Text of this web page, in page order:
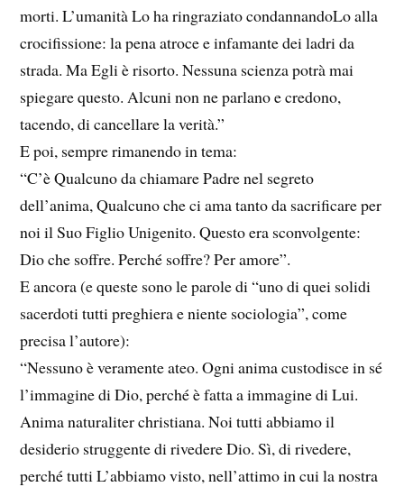
morti. L’umanità Lo ha ringraziato condannandoLo alla
crocifissione: la pena atroce e infamante dei ladri da
strada. Ma Egli è risorto. Nessuna scienza potrà mai
spiegare questo. Alcuni non ne parlano e credono,
tacendo, di cancellare la verità.”
E poi, sempre rimanendo in tema:
“C’è Qualcuno da chiamare Padre nel segreto
dell’anima, Qualcuno che ci ama tanto da sacrificare per
noi il Suo Figlio Unigenito. Questo era sconvolgente:
Dio che soffre. Perché soffre? Per amore”.
E ancora (e queste sono le parole di “uno di quei solidi
sacerdoti tutti preghiera e niente sociologia”, come
precisa l’autore):
“Nessuno è veramente ateo. Ogni anima custodisce in sé
l’immagine di Dio, perché è fatta a immagine di Lui.
Anima naturaliter christiana. Noi tutti abbiamo il
desiderio struggente di rivedere Dio. Sì, di rivedere,
perché tutti L’abbiamo visto, nell’attimo in cui la nostra